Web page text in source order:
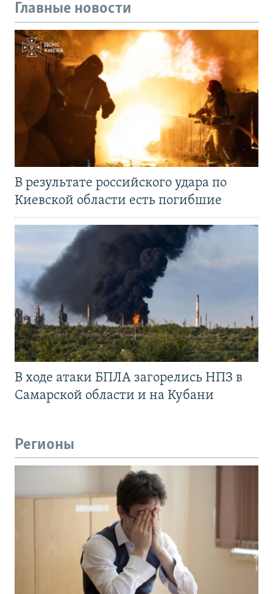
Главные новости
В результате российского удара по
Киевской области есть погибшие
В ходе атаки БПЛА загорелись НПЗ в
Самарской области и на Кубани
Регионы